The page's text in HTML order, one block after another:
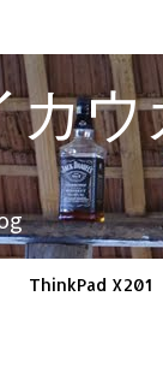
カウ
ThinkPad X201